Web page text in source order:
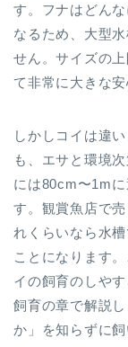
す。フナはどん
なるため、大型
せん。サイズの
て非常に大きな安
しかしコイは違
も、エサと環境
には80cm〜1m
す。観賞魚店で
れくらいなら水
ことになります
イの飼育のしや
飼育の章で解説
か」を知らずに